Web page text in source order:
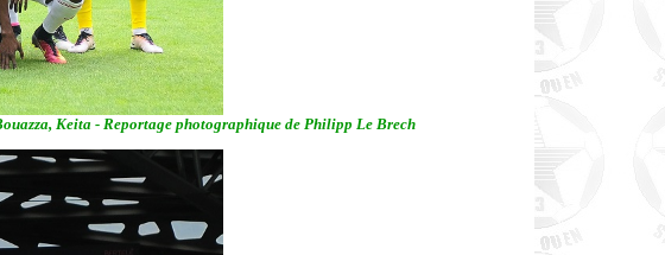
Keita - Reportage photographique de Philipp Le Brech